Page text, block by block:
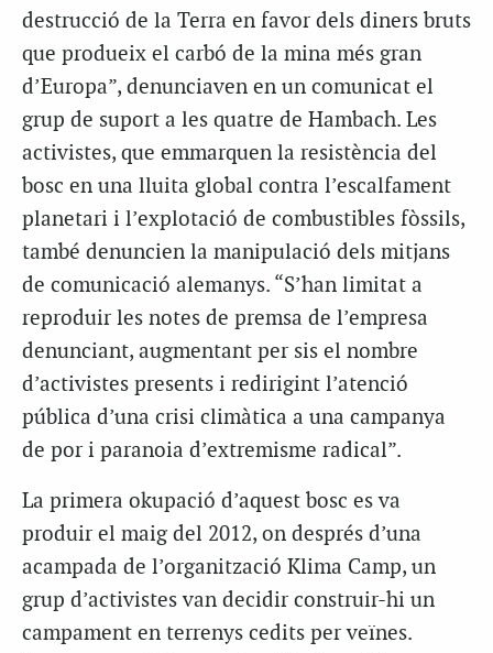
destrucció de la Terra en favor dels diners bruts
que produeix el carbó de la mina més gran
d’Europa”, denunciaven en un comunicat el
grup de suport a les quatre de Hambach. Les
activistes, que emmarquen la resistència del
bosc en una lluita global contra l’escalfament
planetari i l’explotació de combustibles fòssils,
també denuncien la manipulació dels mitjans
de comunicació alemanys. “S’han limitat a
reproduir les notes de premsa de l’empresa
denunciant, augmentant per sis el nombre
d’activistes presents i redirigint l’atenció
pública d’una crisi climàtica a una campanya
de por i paranoia d’extremisme radical”.
La primera okupació d’aquest bosc es va
produir el maig del 2012, on després d’una
acampada de l’organització Klima Camp, un
grup d’activistes van decidir construir-hi un
campament en terrenys cedits per veïnes.